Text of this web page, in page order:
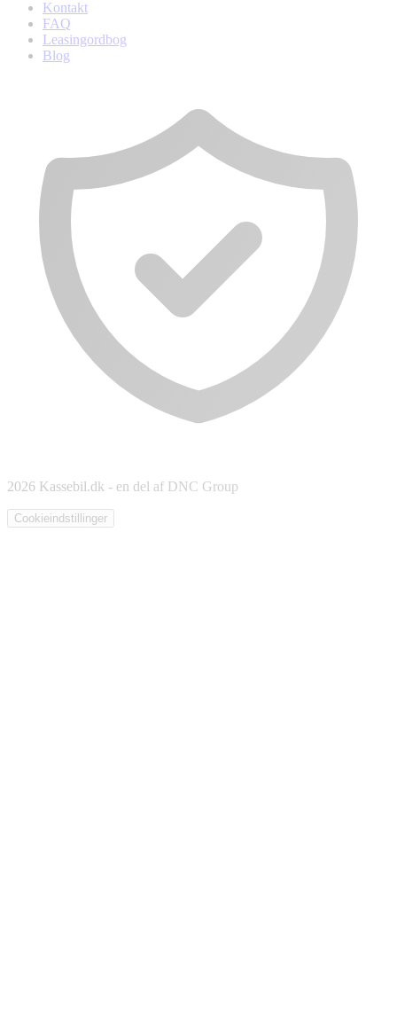
Kontakt
FAQ
Leasingordbog
Blog
2026 Kassebil.dk - en del af DNC Group
Cookieindstillinger